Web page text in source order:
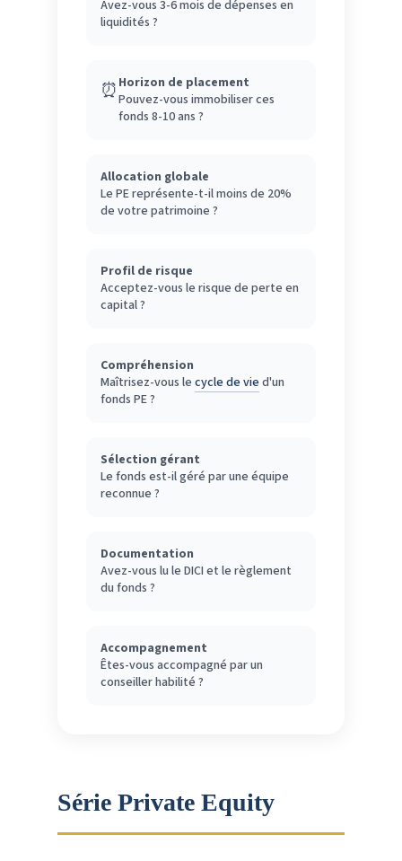
Avez-vous 3-6 mois de dépenses en
liquidités ?
⏰ Horizon de placement
Pouvez-vous immobiliser ces
fonds 8-10 ans ?
Allocation globale
Le PE représente-t-il moins de 20%
de votre patrimoine ?
Profil de risque
Acceptez-vous le risque de perte en
capital ?
Compréhension
Maîtrisez-vous le cycle de vie d'un
fonds PE ?
Sélection gérant
Le fonds est-il géré par une équipe
reconnue ?
Documentation
Avez-vous lu le DICI et le règlement
du fonds ?
Accompagnement
Êtes-vous accompagné par un
conseiller habilité ?
Série Private Equity